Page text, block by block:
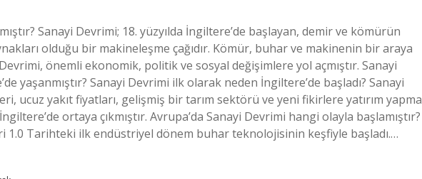
Sanayi Devrimi; 18. yüzyılda İngiltere’de başlayan, demir ve kömürün
olduğu bir makineleşme çağıdır. Kömür, buhar ve makinenin bir araya
önemli ekonomik, politik ve sosyal değişimlere yol açmıştır. Sanayi
yaşanmıştır? Sanayi Devrimi ilk olarak neden İngiltere’de başladı? Sanayi
ucuz yakıt fiyatları, gelişmiş bir tarım sektörü ve yeni fikirlere yatırım yapma
ortaya çıkmıştır. Avrupa’da Sanayi Devrimi hangi olayla başlamıştır?
1.0 Tarihteki ilk endüstriyel dönem buhar teknolojisinin keşfiyle başladı.…